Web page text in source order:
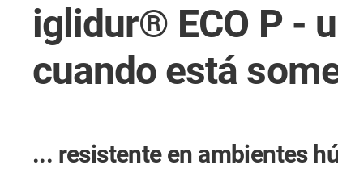
iglidur® ECO P -
cuando está
... resistente en ambientes